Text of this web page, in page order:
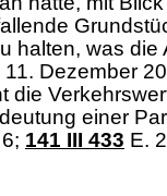
halten, was die
Dezember
die
einer
141 III 433 E.